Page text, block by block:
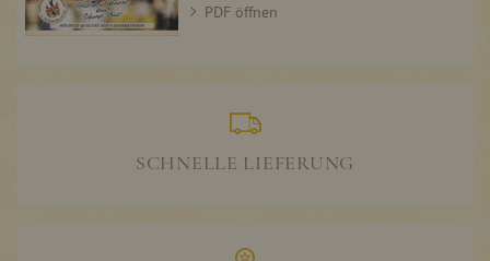
PDF öffnen
SCHNELLE LIEFERUNG